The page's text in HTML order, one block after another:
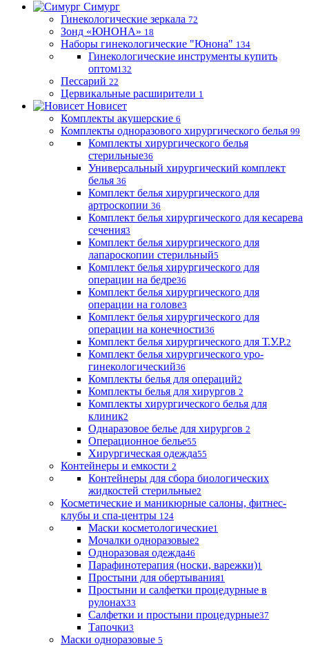
Симург
Гинекологические зеркала 72
Зонд «ЮНОНА» 18
Наборы гинекологические "Юнона" 134
Гинекологические инструменты купить
оптом132
Пессарий 22
Цервикальные расширители 1
Новисет
Комплекты акушерские 6
Комплекты одноразового хирургического белья 99
Комплекты хирургического белья
стерильные36
Универсальный хирургический комплект
белья 36
Комплект белья хирургического для
артроскопии 36
Комплект белья хирургического для кесарева
сечения3
Комплект белья хирургического для
лапароскопии стерильный5
Комплект белья хирургического для
операции на бедре36
Комплект белья хирургического для
операции на голове3
Комплект белья хирургического для
операции на конечности36
Комплект белья хирургического для Т.У.Р.2
Комплект белья хирургического уро-
гинекологический36
Комплекты белья для операций2
Комплекты белья для хирургов 2
Комплекты хирургического белья для
клиник2
Однаразовое белье для хирургов 2
Операционное белье55
Хирургическая одежда55
Контейнеры и емкости 2
Контейнеры для сбора биологических
жидкостей стерильные2
Косметические и маникюрные салоны, фитнес-
клубы и спа-центры 124
Маски косметологические1
Мочалки одноразовые2
Одноразовая одежда46
Парафинотерапия (носки, варежки)1
Простыни для обертывания1
Простыни и салфетки процедурные в
рулонах33
Салфетки и простыни процедурные37
Тапочки3
Маски одноразовые 5